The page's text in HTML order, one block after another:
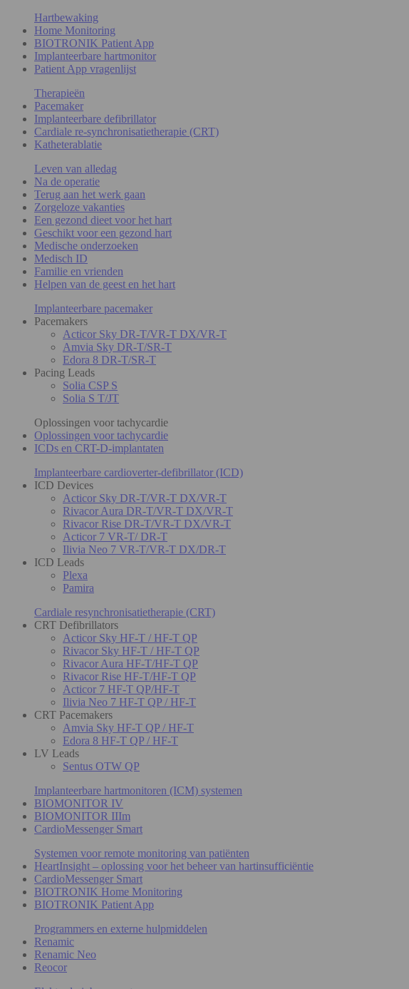
Hartbewaking
Home Monitoring
BIOTRONIK Patient App
Implanteerbare hartmonitor
Patient App vragenlijst
Therapieën
Pacemaker
Implanteerbare defibrillator
Cardiale re-synchronisatietherapie (CRT)
Katheterablatie
Leven van alledag
Na de operatie
Terug aan het werk gaan
Zorgeloze vakanties
Een gezond dieet voor het hart
Geschikt voor een gezond hart
Medische onderzoeken
Medisch ID
Familie en vrienden
Helpen van de geest en het hart
Implanteerbare pacemaker
Pacemakers
Acticor Sky DR-T/VR-T DX/VR-T
Amvia Sky DR-T/SR-T
Edora 8 DR-T/SR-T
Pacing Leads
Solia CSP S
Solia S T/JT
Oplossingen voor tachycardie
Oplossingen voor tachycardie
ICDs en CRT-D-implantaten
Implanteerbare cardioverter-defibrillator (ICD)
ICD Devices
Acticor Sky DR-T/VR-T DX/VR-T
Rivacor Aura DR-T/VR-T DX/VR-T
Rivacor Rise DR-T/VR-T DX/VR-T
Acticor 7 VR-T/ DR-T
Ilivia Neo 7 VR-T/VR-T DX/DR-T
ICD Leads
Plexa
Pamira
Cardiale resynchronisatietherapie (CRT)
CRT Defibrillators
Acticor Sky HF-T / HF-T QP
Rivacor Sky HF-T / HF-T QP
Rivacor Aura HF-T/HF-T QP
Rivacor Rise HF-T/HF-T QP
Acticor 7 HF-T QP/HF-T
Ilivia Neo 7 HF-T QP / HF-T
CRT Pacemakers
Amvia Sky HF-T QP / HF-T
Edora 8 HF-T QP / HF-T
LV Leads
Sentus OTW QP
Implanteerbare hartmonitoren (ICM) systemen
BIOMONITOR IV
BIOMONITOR IIIm
CardioMessenger Smart
Systemen voor remote monitoring van patiënten
HeartInsight – oplossing voor het beheer van hartinsufficiëntie
CardioMessenger Smart
BIOTRONIK Home Monitoring
BIOTRONIK Patient App
Programmers en externe hulpmiddelen
Renamic
Renamic Neo
Reocor